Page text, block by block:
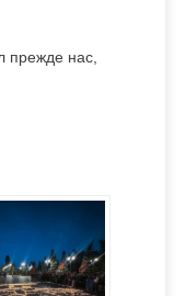
прежде нас,